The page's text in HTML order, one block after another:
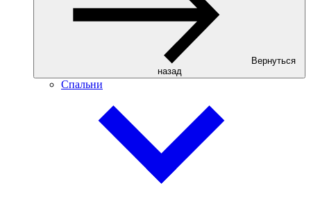
Вернуться
назад
Спальни